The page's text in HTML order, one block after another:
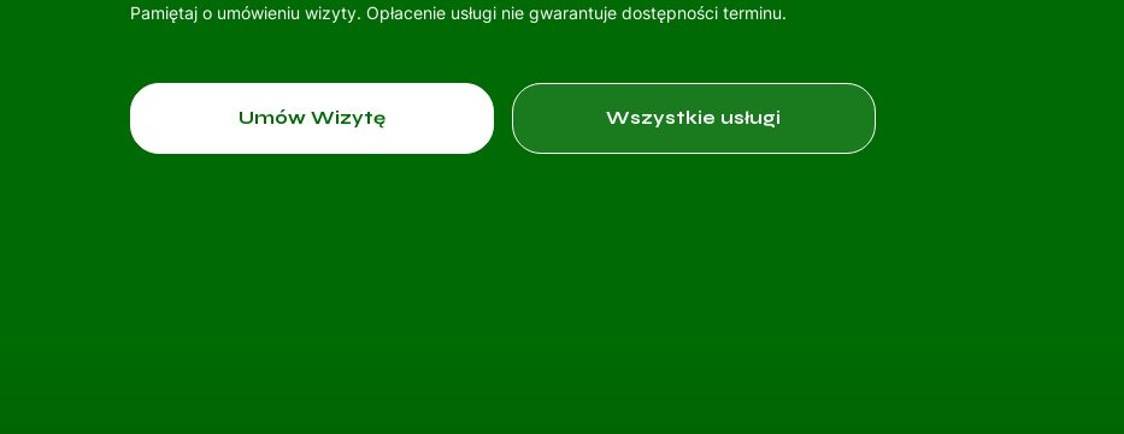
Pamiętaj o umówieniu wizyty. Opłacenie usługi nie gwarantuje dostępności terminu.
Umów Wizytę Wszystkie usługi